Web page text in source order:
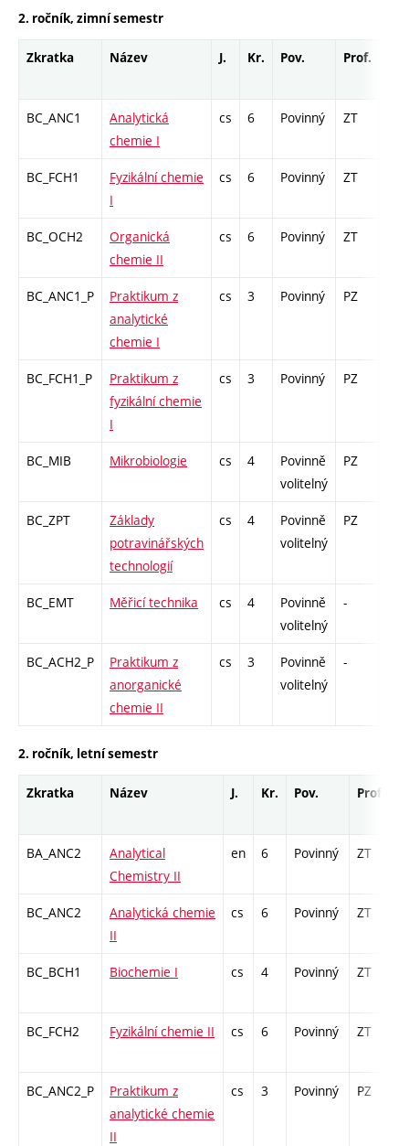
2. ročník, zimní semestr
Zkratka Název J. Kr. Pov. Prof.
BC_ANC1
Analytická
chemie I
cs 6 Povinný ZT
BC_FCH1
Fyzikální chemie
I
cs 6 Povinný ZT
BC_OCH2
Organická
chemie II
cs 6 Povinný ZT
BC_ANC1_P
Praktikum z
analytické
chemie I
cs 3 Povinný PZ
BC_FCH1_P
Praktikum z
fyzikální chemie
I
cs 3 Povinný PZ
BC_MIB Mikrobiologie cs 4
Povinně
volitelný
PZ
BC_ZPT
Základy
potravinářských
technologií
cs 4
Povinně
volitelný
PZ
BC_EMT Měřicí technika cs 4
Povinně
volitelný
-
BC_ACH2_P
Praktikum z
anorganické
chemie II
cs 3
Povinně
volitelný
-
2. ročník, letní semestr
Zkratka Název J. Kr. Pov. Prof.
BA_ANC2
Analytical
Chemistry II
en 6 Povinný ZT
BC_ANC2
Analytická chemie
II
cs 6 Povinný ZT
BC_BCH1 Biochemie I cs 4 Povinný ZT
BC_FCH2 Fyzikální chemie II cs 6 Povinný ZT
BC_ANC2_P
Praktikum z
analytické chemie
II
cs 3 Povinný PZ